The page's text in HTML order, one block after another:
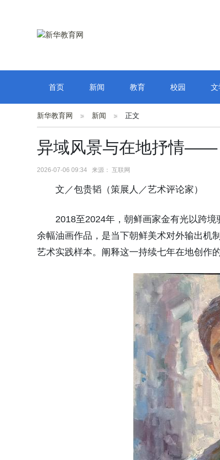
首页 新闻 教育 校园 文
新华教育网 新闻 正文
异域风景与在地抒情——
2026-07-06 09:34 来源： 互联网
文／包贵韬（策展人／艺术评论家）
2018至2024年，朝鲜画家金有光以跨
余幅油画作品，是当下朝鲜美术对外输出机
艺术实践样本。阐释这一持续七年在地创作